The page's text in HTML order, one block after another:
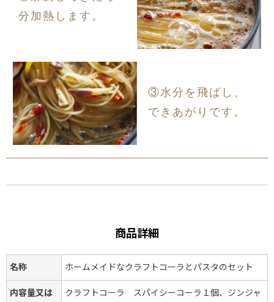
分加熱します。
③水分を飛ばし、
できあがりです。
商品詳細
名称 ホームメイドなクラフトコーラとパスタのセット
内容量又は
クラフトコーラ スパイシーコーラ１個、ジンジャ